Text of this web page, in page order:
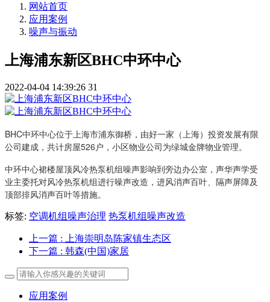
网站首页
应用案例
噪声与振动
上海浦东新区BHC中环中心
2022-04-04 14:39:26 31
BHC中环中心位于上海市浦东御桥，由好一家（上海）投资发展有限
公司建成，共计房屋526户，小区物业公司为绿城金牌物业管理。
中环中心裙楼屋顶风冷热泵机组噪声影响到旁边办公室，声华声学受
业主委托对风冷热泵机组进行噪声改造，进风消声百叶、隔声屏障及
顶部排风消声百叶等措施。
标签: 空调机组噪声治理 热泵机组噪声改造
上一篇 : 上海崇明岛陈家镇生态区
下一篇 : 韩森(中国)家居
应用案例